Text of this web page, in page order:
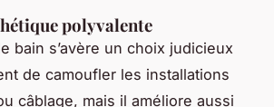
polyvalente
bain s’avère un choix judicieux
de camoufler les installations
câblage, mais il améliore aussi